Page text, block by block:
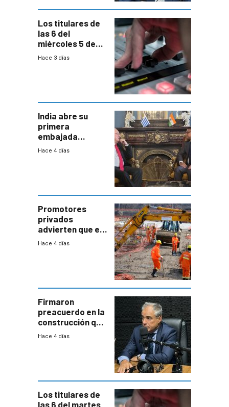
Los titulares de
las 6 del
miércoles 5 de
agosto de 2026
Hace 3 días
India abre su
primera
embajada
residente en
enorme
potencial
Hace 4 días
Promotores
privados
advierten que el
nuevo convenio
a revisar
proyectos
Hace 4 días
Firmaron
preacuerdo en la
construcción que
comprende
Hace 4 días
Los titulares de
las 6 del martes